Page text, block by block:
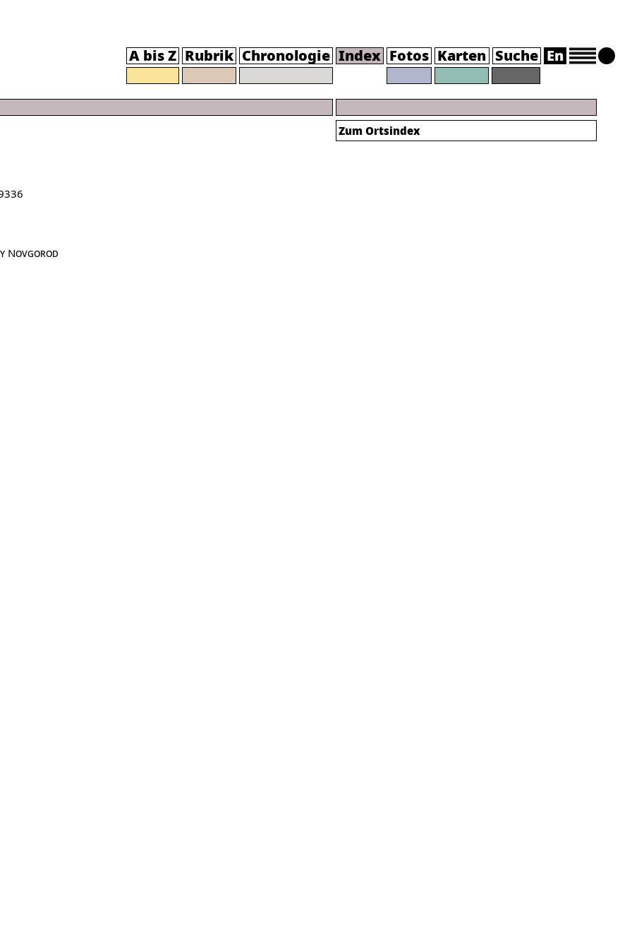
A bis Z Rubrik Chronologie Index Fotos Karten Suche En
Novgorod
Zum Ortsindex